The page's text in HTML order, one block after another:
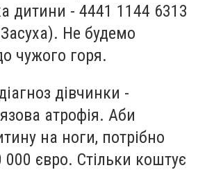
дитини - 4441 1144 6313
Не будемо
чужого горя.
дівчинки -
атрофія. Аби
на ноги, потрібно
000 євро. Стільки коштує